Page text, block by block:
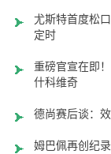
尤斯特首度松
定时
重磅官宣在即
什科维奇
德尚赛后谈：
姆巴佩再创纪